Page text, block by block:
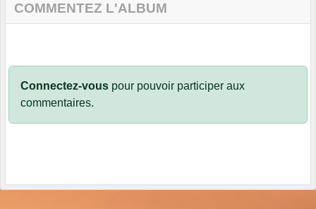
COMMENTEZ L'ALBUM
Connectez-vous pour pouvoir participer aux
commentaires.